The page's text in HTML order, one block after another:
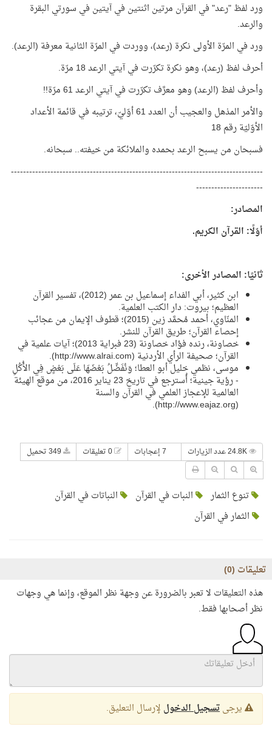
ورد لفظ "رعد" في القرآن مرتين اثنتين في آيتين في سورتي البقرة
والرعد.
ورد في المرّة الأولى نكرة (رعد)، ووردت في المرّة الثانية معرفة (الرعد).
أحرف لفظ (رعد)، وهو نكرة تكرّرت في آيتي الرعد 18 مرّة.
وأحرف لفظ (الرعد) وهو معرَّف تكرّرت في آيتي الرعد 61 مرّة!!
والأمر المذهل والعجيب أن العدد 61 أوّليّ، ترتيبه في قائمة الأعداد
الأوّليّة رقم 18
فسبحان من يسبح الرعد بحمده والملائكة من خيفته.. سبحانه.
-----------------------------------------------------------------------------------
----------------------
المصادر:
أوّلًا: القرآن الكريم.
ثانيًا: المصادر الأخرى:
ابن كثير، أبي الفداء إسماعيل بن عمر (2012)، تفسير القرآن
العظيم؛ بيروت: دار الكتب العلمية.
المنّاوي، أحمد مُحمَّد زين (2015)؛ قطوف الإيمان من عجائب
إحصاء القرآن؛ طريق القرآن للنشر.
خصاونة، رنده فؤاد خصاونة (23 فبراية 2013)؛ آيات علمية في
القرآن؛ صحيفة الرأي الأردنية (http://www.alrai.com
).
موسى، نظمي خليل أبو العطا؛ وَنُفَضِّلُ بَعْضَهَا عَلَى بَعْضٍ فِي الأُكُلِ
- رؤية جينية؛ أُسترجع في تاريخ 23 يناير 2016، من موقع الهيئة
العالمية للإعجاز العلمي في القرآن والسنة
(
http://www.eajaz.org
).
7 إعجابات
تنوع الثمار النبات في القرآن
النباتات في القرآن
الثمار في القرآن
تعليقات (0
)
هذه التعليقات لا تعبر بالضرورة عن وجهة نظر الموقع، وإنما هي وجهات
نظر أصحابها فقط.
يرجىتسجيل الدخول لإرسال التعليق.